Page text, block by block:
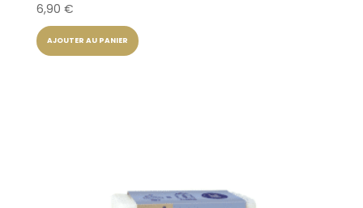
6,90 €
AJOUTER AU PANIER